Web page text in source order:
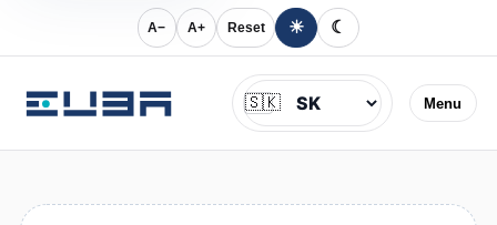
A− A+ Reset ☀ ☾
Menu
Jazyk
🇸🇰